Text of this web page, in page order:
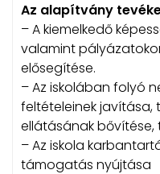
Az alapítvány
– A kiemelkedő
valamint
elősegítése.
– Az iskolában folyó
feltételeinek javítása,
ellátásának bővítése,
– Az iskola
támogatás nyújtása